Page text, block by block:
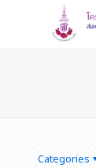
Categories